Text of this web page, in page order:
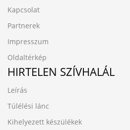
Kapcsolat
Partnerek
Impresszum
Oldaltérkép
HIRTELEN SZÍVHALÁL
Leírás
Túlélési lánc
Kihelyezett készülékek